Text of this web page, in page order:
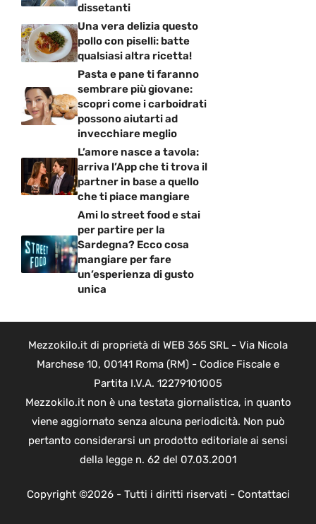
dissetanti
Una vera delizia questo
pollo con piselli: batte
qualsiasi altra ricetta!
Pasta e pane ti faranno
sembrare più giovane:
scopri come i carboidrati
possono aiutarti ad
invecchiare meglio
L’amore nasce a tavola:
arriva l’App che ti trova il
partner in base a quello
che ti piace mangiare
Ami lo street food e stai
per partire per la
Sardegna? Ecco cosa
mangiare per fare
un’esperienza di gusto
unica
Mezzokilo.it di proprietà di WEB 365 SRL - Via Nicola
Marchese 10, 00141 Roma (RM) - Codice Fiscale e
Partita I.V.A. 12279101005
Mezzokilo.it non è una testata giornalistica, in quanto
viene aggiornato senza alcuna periodicità. Non può
pertanto considerarsi un prodotto editoriale ai sensi
della legge n. 62 del 07.03.2001
Copyright ©2026 - Tutti i diritti riservati - Contattaci